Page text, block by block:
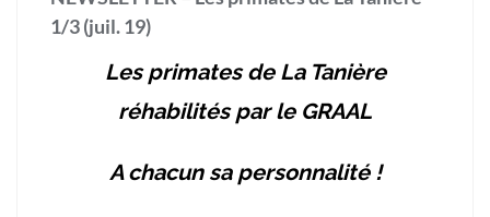
1/3 (juil. 19)
Les primates de La Tanière
réhabilités par le GRAAL
A chacun sa personnalité !